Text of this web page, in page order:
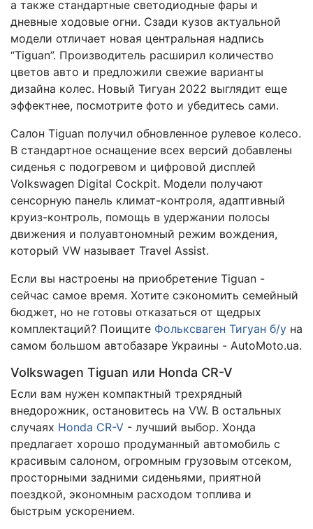
а также стандартные светодиодные фары и
дневные ходовые огни. Сзади кузов актуальной
модели отличает новая центральная надпись
“Tiguan”. Производитель расширил количество
цветов авто и предложили свежие варианты
дизайна колес. Новый Тигуан 2022 выглядит еще
эффектнее, посмотрите фото и убедитесь сами.
Салон Tiguan получил обновленное рулевое колесо.
В стандартное оснащение всех версий добавлены
сиденья с подогревом и цифровой дисплей
Volkswagen Digital Cockpit. Модели получают
сенсорную панель климат-контроля, адаптивный
круиз-контроль, помощь в удержании полосы
движения и полуавтономный режим вождения,
который VW называет Travel Assist.
Если вы настроены на приобретение Tiguan -
сейчас самое время. Хотите сэкономить семейный
бюджет, но не готовы отказаться от щедрых
комплектаций? Поищите Фольксваген Тигуан б/у на
самом большом автобазаре Украины - AutoMoto.ua.
Volkswagen Tiguan или Honda CR-V
Если вам нужен компактный трехрядный
внедорожник, остановитесь на VW. В остальных
случаях Honda CR-V - лучший выбор. Хонда
предлагает хорошо продуманный автомобиль с
красивым салоном, огромным грузовым отсеком,
просторными задними сиденьями, приятной
поездкой, экономным расходом топлива и
быстрым ускорением.